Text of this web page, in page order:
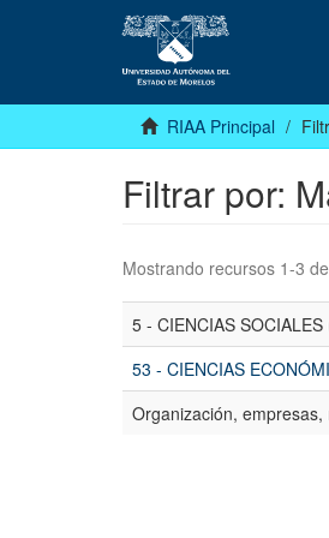
RIAA Principal
Filtrar por:
Mostrando recursos 1-3
5 - CIENCIAS SOCIALES
53 - CIENCIAS
Organización,